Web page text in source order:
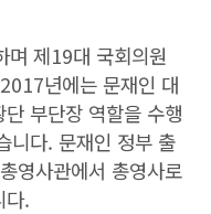
며 제19대 국회의원
년에는 문재인 대
부단장 역할을 수행
니다. 문재인 정부 출
영사관에서 총영사로
다.